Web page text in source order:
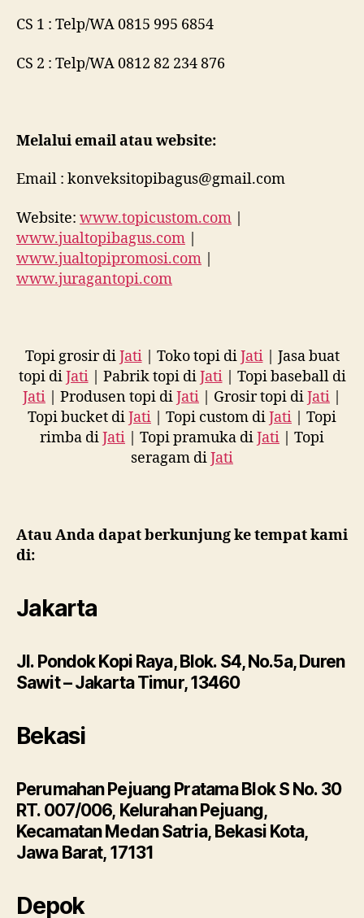
CS 1 : Telp/WA 0815 995 6854
CS 2 : Telp/WA 0812 82 234 876
Melalui email atau website:
Email : konveksitopibagus@gmail.com
Website: www.topicustom.com |
www.jualtopibagus.com |
www.jualtopipromosi.com |
www.juragantopi.com
Topi grosir diJati| Toko topi diJati| Jasa buat
topi diJati| Pabrik topi diJati| Topi baseball di
Jati | Produsen topi diJati | Grosir topi diJati |
Topi bucket diJati | Topi custom diJati | Topi
rimba diJati | Topi pramuka diJati | Topi
seragam diJati
Atau Anda dapat berkunjung ke tempat kami
di:
Jakarta
Jl. Pondok Kopi Raya, Blok. S4, No.5a, Duren
Sawit – Jakarta Timur, 13460
Bekasi
Perumahan Pejuang Pratama Blok S No. 30
RT. 007/006, Kelurahan Pejuang,
Kecamatan Medan Satria, Bekasi Kota,
Jawa Barat, 17131
Depok